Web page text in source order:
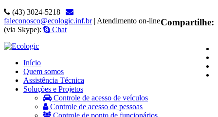
Compartilhe:
(43) 3024-5218 |
faleconosco@ecologic.inf.br| Atendimento on-line
(via Skype):
Chat
Início
Quem somos
Assistência Técnica
Soluções e Projetos
Controle de acesso de veículos
Controle de acesso de pessoas
Controle de ponto de funcionários